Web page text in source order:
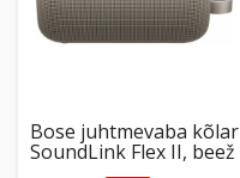
Bose juhtmevaba kõlar
SoundLink Flex II, beež
aed
tervis